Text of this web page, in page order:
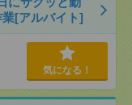
[アルバイト]
気になる！